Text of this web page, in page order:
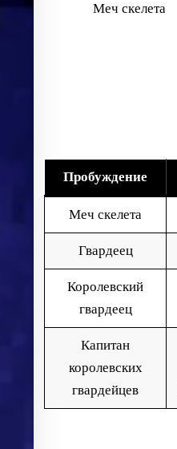
Меч скелета
Пробуждение
Меч скелета
Гвардеец
Королевский
гвардеец
Капитан
королевских
гвардейцев